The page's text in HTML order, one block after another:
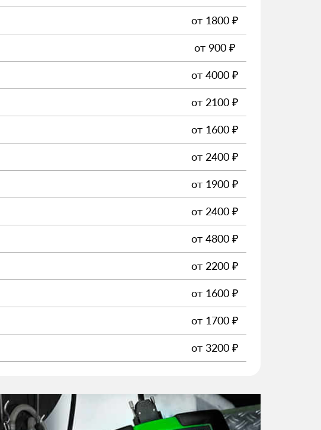
от 1800 ₽
от 900 ₽
от 4000 ₽
от 2100 ₽
от 1600 ₽
от 2400 ₽
от 1900 ₽
от 2400 ₽
от 4800 ₽
от 2200 ₽
от 1600 ₽
от 1700 ₽
от 3200 ₽